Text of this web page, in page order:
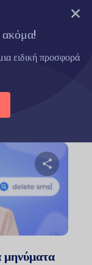
ΔΟΚΙΜΑΣΤΕ ΤΩΡΑ
ακόμα!
ειδική προσφορά